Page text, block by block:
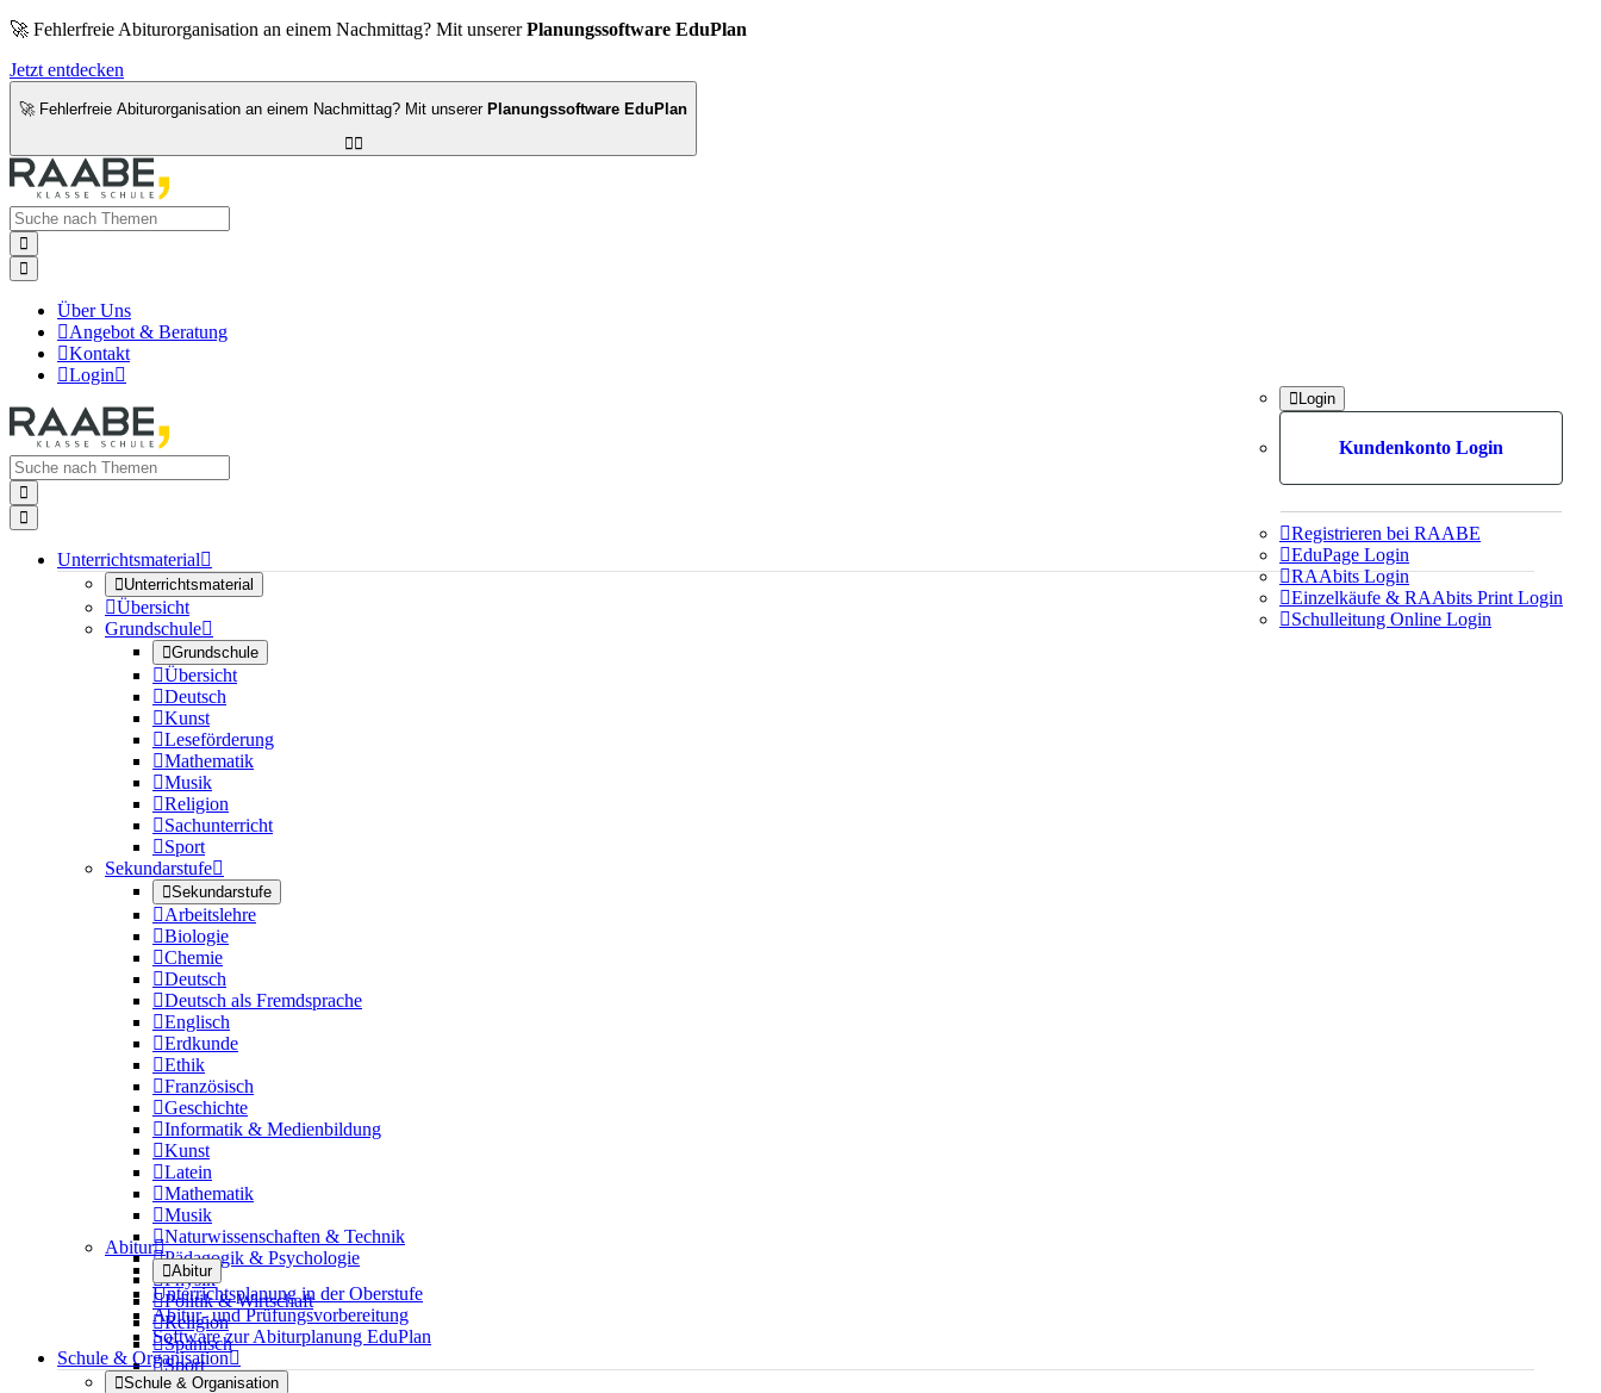
🚀 Fehlerfreie Abiturorganisation an einem Nachmittag? Mit unsererPlanungssoftware EduPlan
Jetzt entdecken
🚀 Fehlerfreie Abiturorganisation an einem Nachmittag? Mit unserer Planungssoftware EduPlan



Über Uns
Angebot & Beratung
Kontakt
Login
Login
Kundenkonto Login
Registrieren bei RAABE
EduPage Login
RAAbits Login
Einzelkäufe & RAAbits Print Login
Schulleitung Online Login


Unterrichtsmaterial
Unterrichtsmaterial
Übersicht
Grundschule
Grundschule
Übersicht
Deutsch
Kunst
Leseförderung
Mathematik
Musik
Religion
Sachunterricht
Sport
Sekundarstufe
Sekundarstufe
Arbeitslehre
Biologie
Chemie
Deutsch
Deutsch als Fremdsprache
Englisch
Erdkunde
Ethik
Französisch
Geschichte
Informatik & Medienbildung
Kunst
Latein
Mathematik
Musik
Naturwissenschaften & Technik
Pädagogik & Psychologie
Physik
Politik & Wirtschaft
Religion
Spanisch
Sport
Abitur
Abitur
Unterrichtsplanung in der Oberstufe
Abitur- und Prüfungsvorbereitung
Software zur Abiturplanung EduPlan
Schule & Organisation
Schule & Organisation